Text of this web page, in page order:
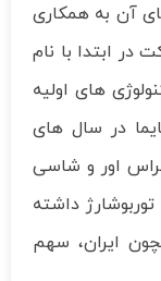
آن به همکاری
در ابتدا با نام
های اولیه
در سال های
کراس اور و شاسی
داشته
ایران، سهم